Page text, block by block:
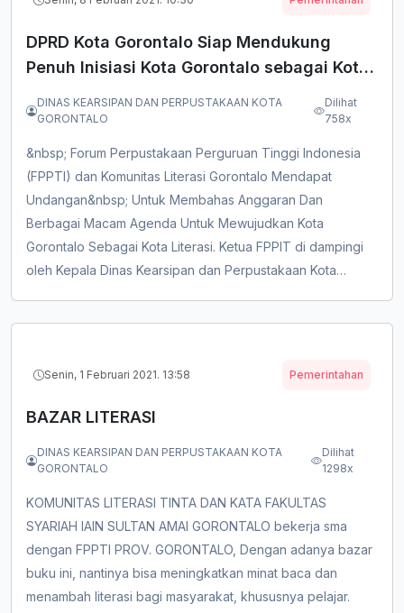
DPRD Kota Gorontalo Siap Mendukung
Penuh Inisiasi Kota Gorontalo sebagai Kota
DINAS KEARSIPAN DAN PERPUSTAKAAN KOTA
GORONTALO
Dilihat
758x
&nbsp; Forum Perpustakaan Perguruan Tinggi Indonesia
(FPPTI) dan Komunitas Literasi Gorontalo Mendapat
Undangan&nbsp; Untuk Membahas Anggaran Dan
Berbagai Macam Agenda Untuk Mewujudkan Kota
Gorontalo Sebagai Kota Literasi. Ketua FPPIT di dampingi
oleh Kepala Dinas Kearsipan dan Perpustakaan Kota
Senin, 1 Februari 2021. 13:58 Pemerintahan
BAZAR LITERASI
DINAS KEARSIPAN DAN PERPUSTAKAAN KOTA
GORONTALO
Dilihat
1298x
KOMUNITAS LITERASI TINTA DAN KATA FAKULTAS
SYARIAH IAIN SULTAN AMAI GORONTALO bekerja sma
dengan FPPTI PROV. GORONTALO, Dengan adanya bazar
buku ini, nantinya bisa meningkatkan minat baca dan
menambah literasi bagi masyarakat, khususnya pelajar.